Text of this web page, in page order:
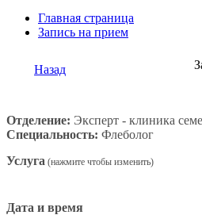
Главная страница
Запись на прием
Назад
Отделение: Эксперт - клиника
Специальность: Флеболог
Услуга
Дата и время